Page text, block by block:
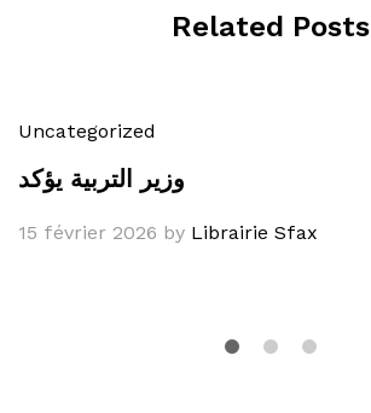
Related Posts
Uncategorized
وزير التربية يؤكد
15 février 2026 by Librairie Sfax